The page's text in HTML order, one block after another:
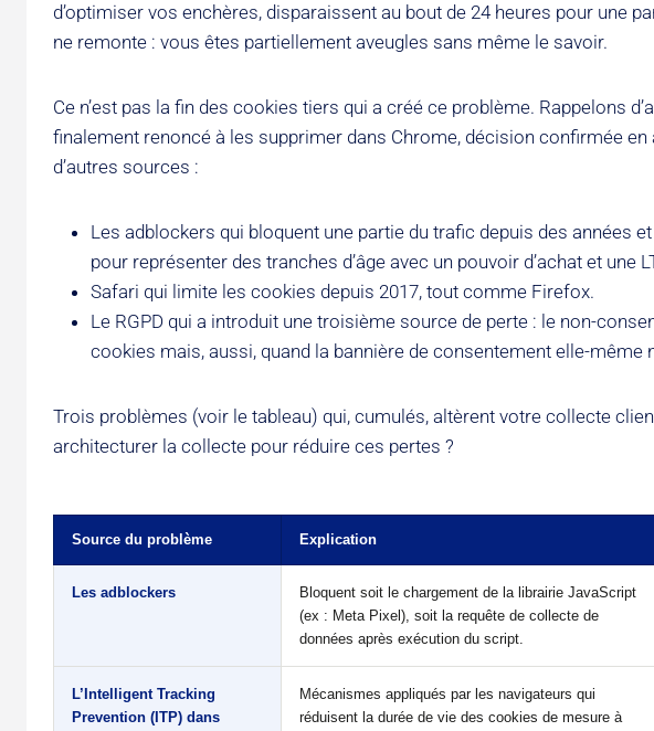
d’optimiser vos enchères, disparaissent au bout de 24 heures pour une
ne remonte : vous êtes partiellement aveugles sans même le savoir.
Ce n’est pas la fin des cookies tiers qui a créé ce problème. Rappelons
finalement renoncé à les supprimer dans Chrome, décision confirmée
d’autres sources :
Les adblockers qui bloquent une partie du trafic depuis des années
pour représenter des tranches d’âge avec un pouvoir d’achat et une
Safari qui limite les cookies depuis 2017, tout comme Firefox.
Le RGPD qui a introduit une troisième source de perte : le non-
cookies mais, aussi, quand la bannière de consentement elle-même
Trois problèmes (voir le tableau) qui, cumulés, altèrent votre collecte
architecturer la collecte pour réduire ces pertes ?
Source du problème Explication
Les adblockers
Bloquent soit le chargement de la librairie JavaScript
(ex : Meta Pixel), soit la requête de collecte de
données après exécution du script.
L’Intelligent Tracking
Prevention (ITP) dans
Mécanismes appliqués par les navigateurs qui
réduisent la durée de vie des cookies de mesure à